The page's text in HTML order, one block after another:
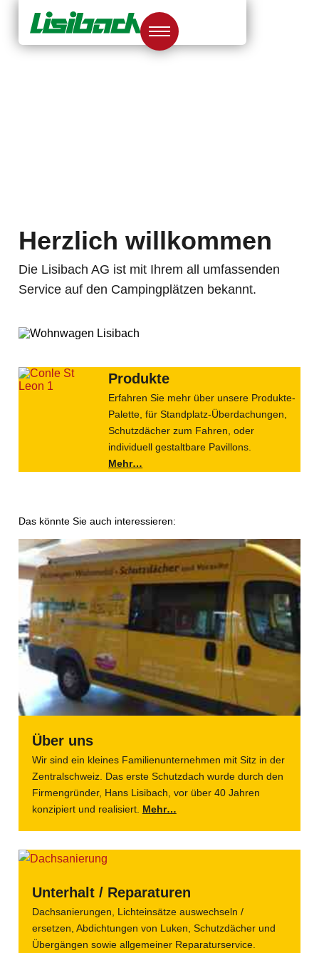
Herzlich willkommen
Die Lisibach AG ist mit Ihrem all umfassenden
Service auf den Campingplätzen bekannt.
Produkte
Erfahren Sie mehr über unsere Produkte-
Palette, für Standplatz-Überdachungen,
Schutzdächer zum Fahren, oder
individuell gestaltbare Pavillons.
Mehr…
Das könnte Sie auch interessieren:
Über uns
Wir sind ein kleines Familienunternehmen mit Sitz in der
Zentralschweiz. Das erste Schutzdach wurde durch den
Firmengründer, Hans Lisibach, vor über 40 Jahren
konzipiert und realisiert. Mehr…
Unterhalt / Reparaturen
Dachsanierungen, Lichteinsätze auswechseln /
ersetzen, Abdichtungen von Luken, Schutzdächer und
Übergängen sowie allgemeiner Reparaturservice.